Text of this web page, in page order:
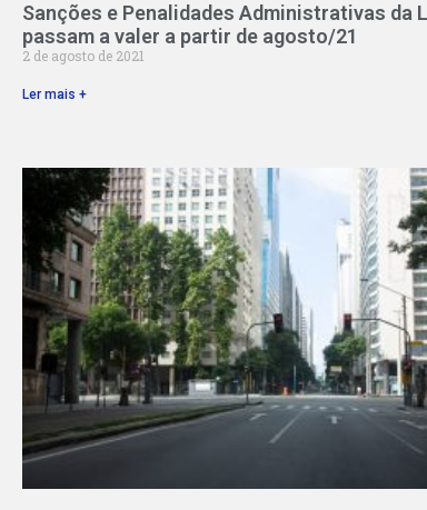
Sanções e Penalidades Administrativas da
passam a valer a partir de agosto/21
2 de agosto de 2021
Ler mais +